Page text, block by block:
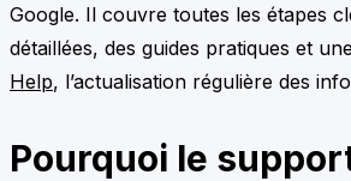
Google. Il couvre toutes les étapes
détaillées, des guides pratiques et
Help, l’actualisation régulière des
Pourquoi le